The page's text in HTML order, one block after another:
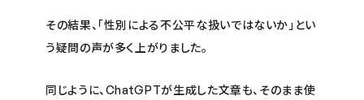
その結果、「性別による不公平な扱いではないか」とい
う疑問の声が多く上がりました。
同じように、ChatGPTが生成した文章も、そのまま使